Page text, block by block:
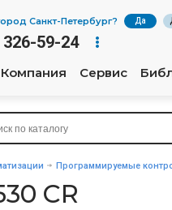
Санкт-Петербург? Да
326-59-24
Компания Сервис
Программируемые
CR